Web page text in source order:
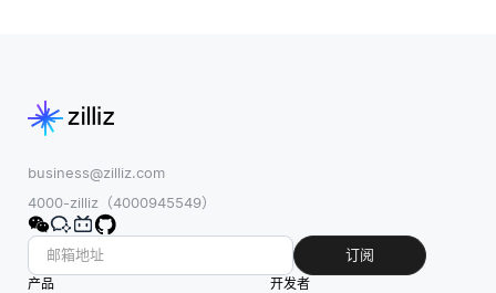
business@zilliz.com
4000-zilliz（4000945549）
订阅
产品
开发者